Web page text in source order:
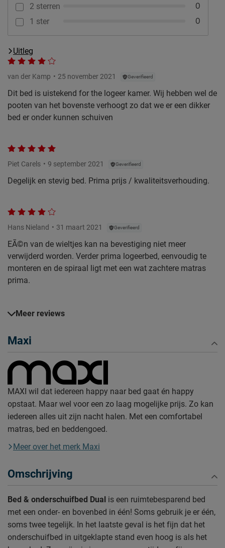
2 sterren 0
1 ster 0
Uitleg
van der Kamp 25 november 2021 Geverifieerd
Dit bed is uistekend for the logeer kamer. Wij hebben wel de
pooten van het bovenste verhoogt zo dat we er een dikker
bed er onder kunnen schuiven
Piet Carels 9 september 2021 Geverifieerd
Degelijk en stevig bed. Prima prijs / kwaliteitsverhouding.
Hans Nieland 31 maart 2021 Geverifieerd
EÃ©n van de wieltjes kan na bevestiging niet meer
verwijderd worden. Verder prima logeerbed, eenvoudig te
monteren en de spiraal ligt met een wat zachtere matras
prima.
Meer reviews
Maxi
MAXI wil dat iedereen happy naar bed gaat én happy
opstaat. Maar wel voor een zo laag mogelijke prijs. Zo kan
iedereen alles uit zijn nacht halen. Met een comfortabel
matras, bed en beddengoed.
Meer over het merk Maxi
Omschrijving
Bed & onderschuifbed Dual is een ruimtebesparend bed
met een onder- en bovenbed in één! Soms gebruik je er één,
soms twee tegelijk. In het laatste geval is het fijn dat het
onderschuifbed in uitgeklapte stand even hoog is als het